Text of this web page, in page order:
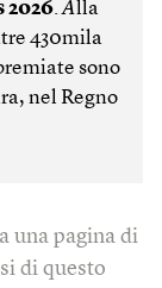
2026.Alla
430mila
sono
nel Regno
una pagina di
di questo